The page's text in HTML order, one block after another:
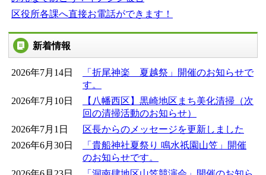
区役所各課へ直接お電話ができます！
新着情報
2026年7月14日
「折尾神楽 夏越祭」開催のお知らせで
す。
2026年7月10日
【八幡西区】黒崎地区まち美化清掃（次
回の清掃活動のお知らせ）
2026年7月1日
区長からのメッセージを更新しました
2026年6月30日
「貴船神社夏祭り 鳴水祇園山笠」開催
のお知らせです。